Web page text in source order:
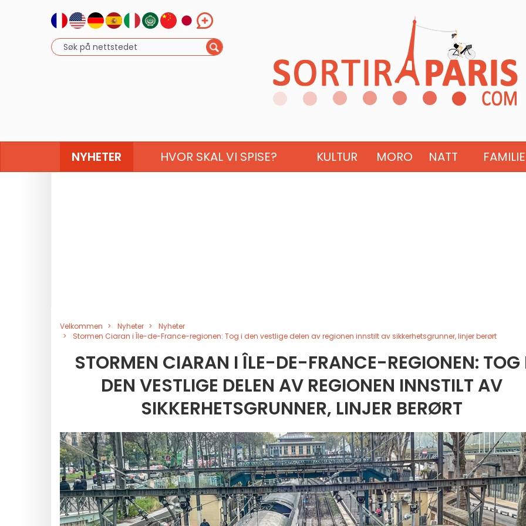
NYHETER HVOR SKAL VI SPISE? KULTUR MORO NATT FAMILIE
Velkommen Nyheter
Nyheter
Stormen Ciaran i Île-de-France-regionen: Tog i den vestlige delen av regionen innstilt av sikkerhetsgrunner, linjer berørt
STORMEN CIARAN I ÎLE-DE-FRANCE-REGIONEN: TOG
DEN VESTLIGE DELEN AV REGIONEN INNSTILT AV
SIKKERHETSGRUNNER, LINJER BERØRT